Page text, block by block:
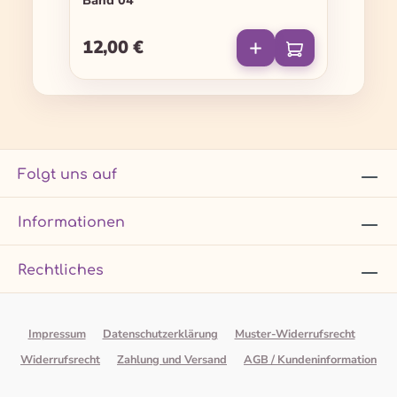
Regulärer Preis:
12,00 €
Folgt uns auf
Informationen
Rechtliches
Impressum Datenschutzerklärung
Muster-Widerrufsrecht
Widerrufsrecht
Zahlung und Versand AGB / Kundeninformation